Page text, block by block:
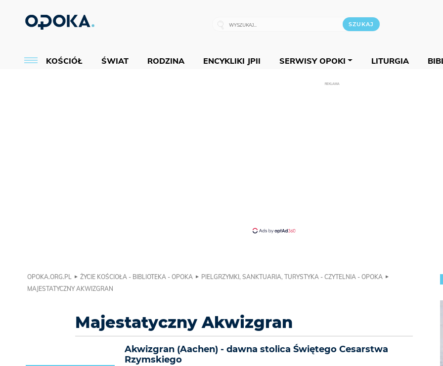
KOŚCIÓŁ ŚWIAT RODZINA ENCYKLIKI JPII SERWISY OPOKI LITURGIA
REKLAMA
OPOKA.ORG.PL ŻYCIE KOŚCIOŁA - BIBLIOTEKA - OPOKA
PIELGRZYMKI, SANKTUARIA, TURYSTYKA - CZYTELNIA - OPOKA
MAJESTATYCZNY AKWIZGRAN
Majestatyczny Akwizgran
Akwizgran (Aachen) - dawna stolica Świętego Cesarstwa
Rzymskiego